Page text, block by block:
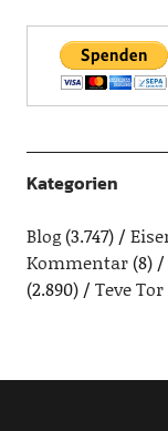
Kategorien
Blog(3.747)
Kommentar(8)
(2.890)
Teve